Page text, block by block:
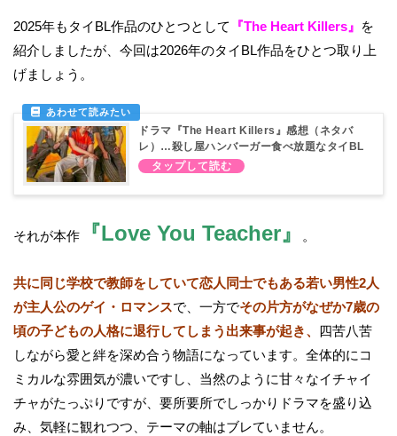
2025年もタイBL作品のひとつとして 『The Heart Killers』 を
紹介しましたが、今回は2026年のタイBL作品をひとつ取り上
げましょう。
ドラマ『The Heart Killers』感想（ネタバ
レ）…殺し屋ハンバーガー食べ放題なタイBL
それが本作 『Love You Teacher』 。
共に同じ学校で教師をしていて恋人同士でもある若い男性2人
が主人公のゲイ・ロマンスで、一方でその片方がなぜか7歳の
頃の子どもの人格に退行してしまう出来事が起き、 四苦八苦
しながら愛と絆を深め合う物語になっています。全体的にコ
ミカルな雰囲気が濃いですし、当然のように甘々なイチャイ
チャがたっぷりですが、要所要所でしっかりドラマを盛り込
み、気軽に観れつつ、テーマの軸はブレていません。